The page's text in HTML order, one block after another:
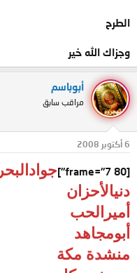
الطرح
وجزاك الله خير
أبوباسم
مراقب سابق
6 أكتوبر 2008
[frame="7 80"]
جوادالبحر
دنيالأحزان
أميرالحب
أبومجاهد
منشدة مكة